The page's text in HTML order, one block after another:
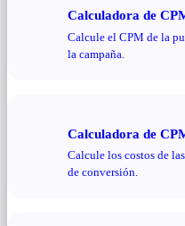
Calculadora de
Calcule el CPM de la
la campaña.
Calculadora de
Calcule los costos de
de conversión.